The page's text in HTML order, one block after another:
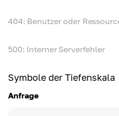
404: Benutzer oder
500: Interner Serverfehler
Symbole der Tiefenskala
Anfrage